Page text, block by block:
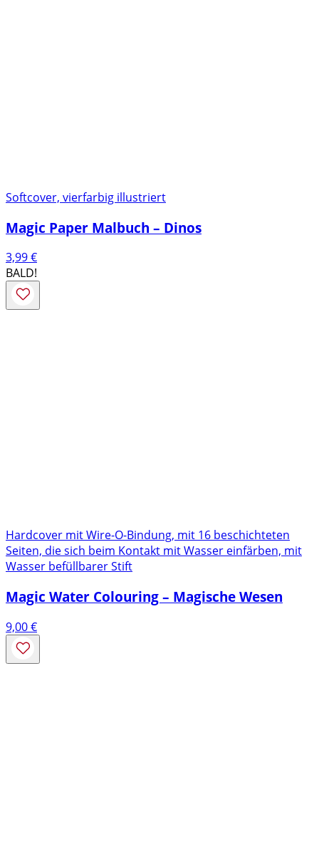
Softcover, vierfarbig illustriert
Magic Paper Malbuch – Dinos
3,99€
BALD!
Hardcover mit Wire-O-Bindung, mit 16 beschichteten
Seiten, die sich beim Kontakt mit Wasser einfärben, mit
Wasser befüllbarer Stift
Magic Water Colouring – Magische Wesen
9,00€